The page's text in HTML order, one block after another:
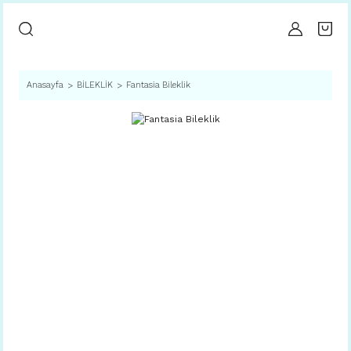
Anasayfa BİLEKLİK Fantasia Bileklik